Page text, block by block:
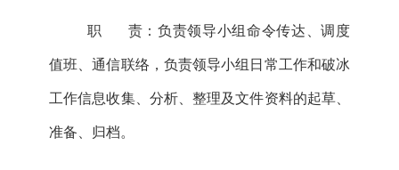
职 责：负责领导小组命令传达、调度
值班、通信联络，负责领导小组日常工作和破冰
工作信息收集、分析、整理及文件资料的起草、
准备、归档。